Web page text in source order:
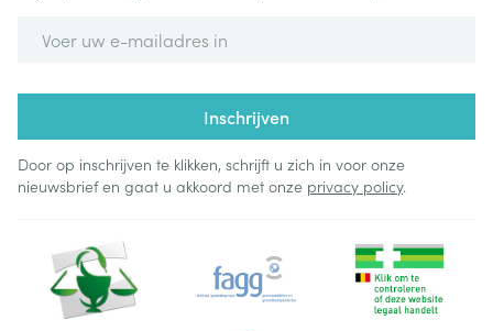
Inschrijven
Door op inschrijven te klikken, schrijft u zich in voor onze
nieuwsbrief en gaat u akkoord met onze privacy policy.